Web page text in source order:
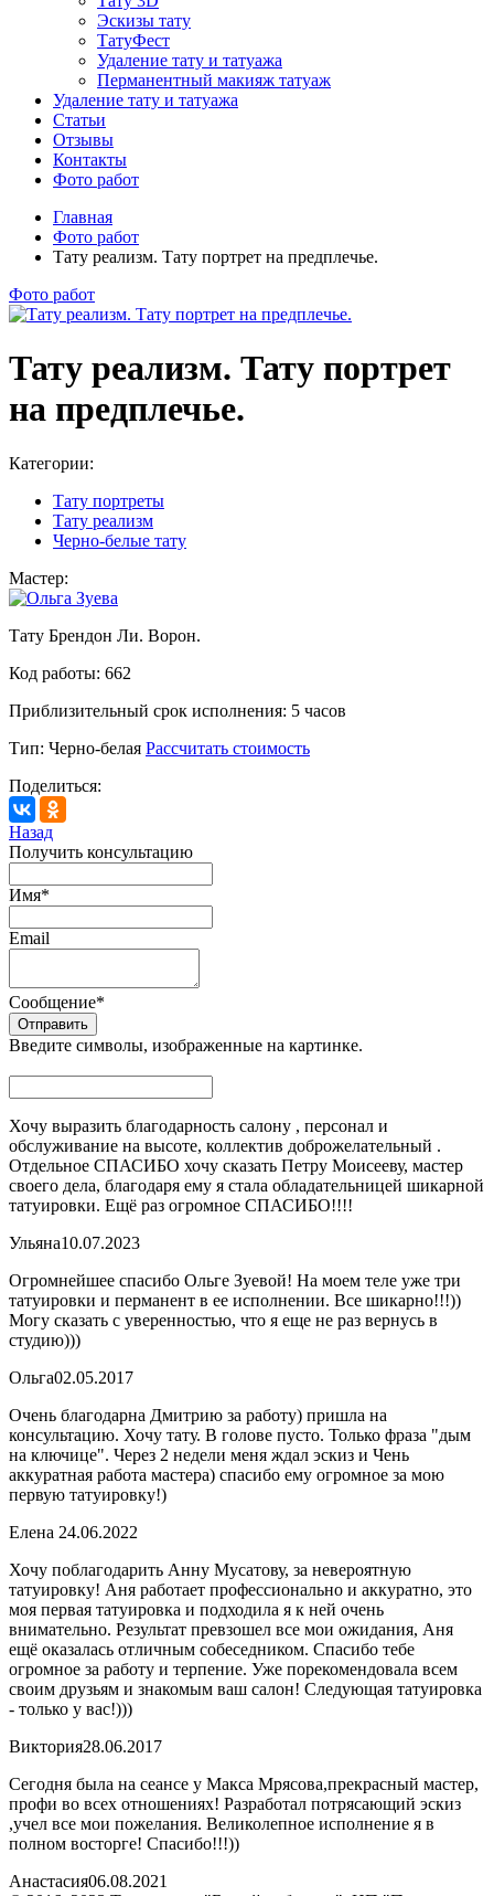
Эскизы тату
ТатуФест
Удаление тату и татуажа
Перманентный макияж татуаж
Удаление тату и татуажа
Статьи
Отзывы
Контакты
Фото работ
Главная
Фото работ
Тату реализм. Тату портрет на предплечье.
Фото работ
Тату реализм. Тату портрет
на предплечье.
Категории:
Тату портреты
Тату реализм
Черно-белые тату
Мастер:
Тату Брендон Ли. Ворон.
Код работы: 662
Приблизительный срок исполнения: 5 часов
Тип: Черно-белая Рассчитать стоимость
Поделиться:
Назад
Получить консультацию
Имя*
Email
Сообщение*
Введите символы, изображенные на картинке.
Хочу выразить благодарность салону , персонал и
обслуживание на высоте, коллектив доброжелательный .
Отдельное СПАСИБО хочу сказать Петру Моисееву, мастер
своего дела, благодаря ему я стала обладательницей шикарной
татуировки. Ещё раз огромное СПАСИБО!!!!
Ульяна10.07.2023
Огромнейшее спасибо Ольге Зуевой! На моем теле уже три
татуировки и перманент в ее исполнении. Все шикарно!!!))
Могу сказать с уверенностью, что я еще не раз вернусь в
студию)))
Ольга02.05.2017
Очень благодарна Дмитрию за работу) пришла на
консультацию. Хочу тату. В голове пусто. Только фраза "дым
на ключице". Через 2 недели меня ждал эскиз и Чень
аккуратная работа мастера) спасибо ему огромное за мою
первую татуировку!)
Елена 24.06.2022
Хочу поблагодарить Анну Мусатову, за невероятную
татуировку! Аня работает профессионально и аккуратно, это
моя первая татуировка и подходила я к ней очень
внимательно. Результат превзошел все мои ожидания, Аня
ещё оказалась отличным собеседником. Спасибо тебе
огромное за работу и терпение. Уже порекомендовала всем
своим друзьям и знакомым ваш салон! Следующая татуировка
- только у вас!)))
Виктория28.06.2017
Сегодня была на сеансе у Макса Мрясова,прекрасный мастер,
профи во всех отношениях! Разработал потрясающий эскиз
,учел все мои пожелания. Великолепное исполнение я в
полном восторге! Спасибо!!!))
Анастасия06.08.2021